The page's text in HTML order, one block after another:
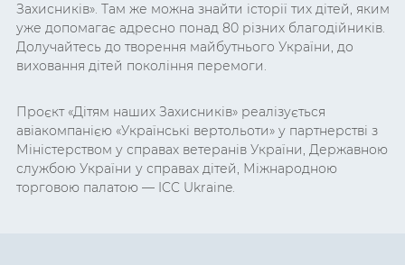
Захисників». Там же можна знайти історії тих дітей, яким
уже допомагає адресно понад 80 різних благодійників.
Долучайтесь до творення майбутнього України, до
виховання дітей покоління перемоги.
Проєкт «Дітям наших Захисників» реалізується
авіакомпанією «Українські вертольоти» у партнерстві з
Міністерством у справах ветеранів України, Державною
службою України у справах дітей, Міжнародною
торговою палатою — ICC Ukraine.